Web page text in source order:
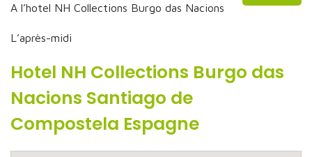
A l’hotel NH Collections Burgo das Nacions
L’après-midi
Hotel NH Collections Burgo das
Nacions Santiago de
Compostela Espagne